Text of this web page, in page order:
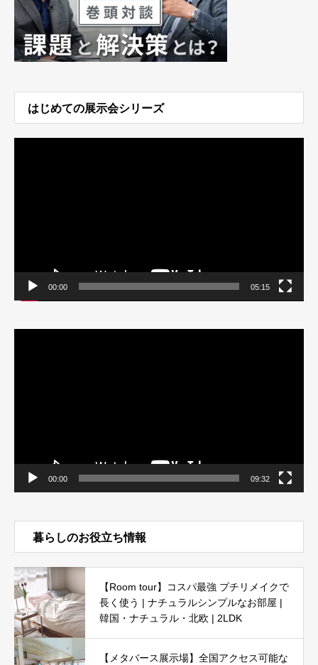
はじめての展示会シリーズ
00:00 05:15
00:00 09:32
暮らしのお役立ち情報
【Room tour】コスパ最強 プチリメイクで
長く使う | ナチュラルシンプルなお部屋 |
韓国・ナチュラル・北欧 | 2LDK
【メタバース展示場】全国アクセス可能な